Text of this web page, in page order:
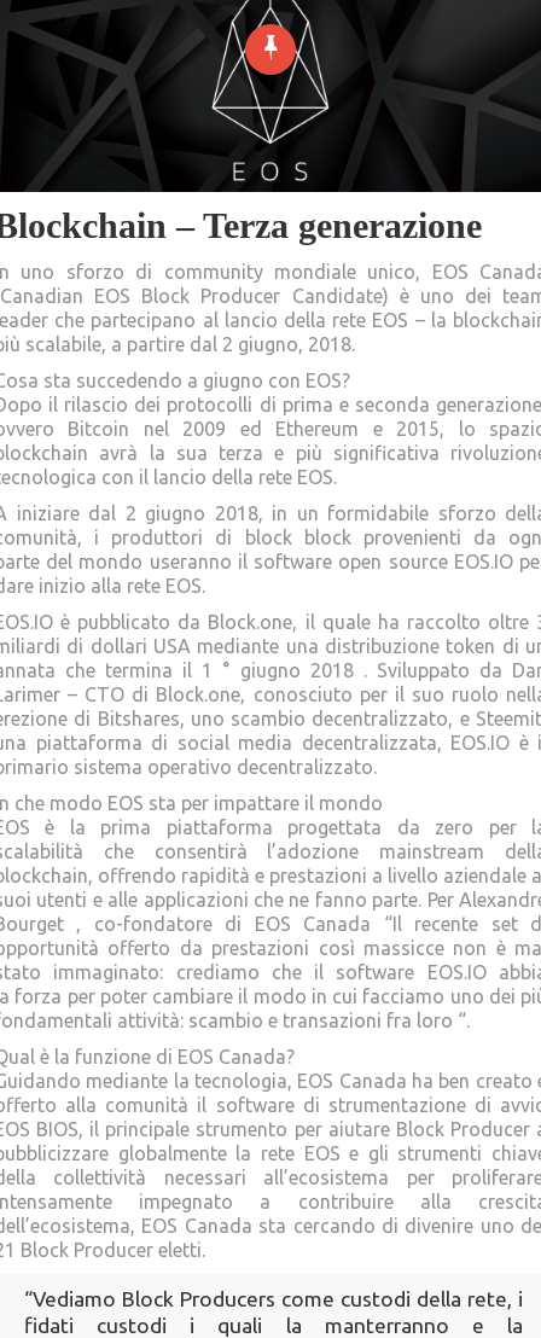
– Terza generazione
uno sforzo di community mondiale unico, EOS
EOS Block Producer Candidate) è uno dei
che partecipano al lancio della rete EOS – la
scalabile, a partire dal 2 giugno, 2018.
sta succedendo a giugno con EOS?
il rilascio dei protocolli di prima e seconda
Bitcoin nel 2009 ed Ethereum e 2015, lo
avrà la sua terza e più significativa
con il lancio della rete EOS.
iniziare dal 2 giugno 2018, in un formidabile sforzo
i produttori di block block provenienti da
del mondo useranno il software open source EOS.IO
inizio alla rete EOS.
è pubblicato da Block.one, il quale ha raccolto oltre
di dollari USA mediante una distribuzione token di
che termina il 1 ° giugno 2018 . Sviluppato da
– CTO di Block.one, conosciuto per il suo ruolo
di Bitshares, uno scambio decentralizzato, e
piattaforma di social media decentralizzata, EOS.IO è
sistema operativo decentralizzato.
che modo EOS sta per impattare il mondo
è la prima piattaforma progettata da zero per
che consentirà l’adozione mainstream
offrendo rapidità e prestazioni a livello aziendale
utenti e alle applicazioni che ne fanno parte. Per
, co-fondatore di EOS Canada “Il recente set
offerto da prestazioni così massicce non è
immaginato: crediamo che il software EOS.IO
forza per poter cambiare il modo in cui facciamo uno dei
attività: scambio e transazioni fra loro “.
è la funzione di EOS Canada?
mediante la tecnologia, EOS Canada ha ben creato
alla comunità il software di strumentazione di
BIOS, il principale strumento per aiutare Block Producer
globalmente la rete EOS e gli strumenti
collettività necessari all’ecosistema per
impegnato a contribuire alla
EOS Canada sta cercando di divenire uno
Block Producer eletti.
“Vediamo Block Producers come custodi della rete, i
fidati custodi i quali la manterranno e la